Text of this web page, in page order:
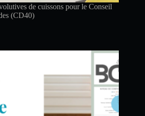
de cuissons pour le Conseil
(CD40)